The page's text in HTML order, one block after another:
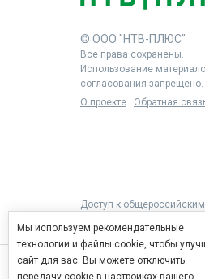
© ООО "НТВ-ПЛЮС"
Все права сохранены.
Использование
согласования запрещено.
О проекте
Обратная
Доступ к
Мы используем рекомендательные
технологии и файлы cookie, чтобы
сайт для вас. Вы можете отключить
передачу cookie в настройках вашего